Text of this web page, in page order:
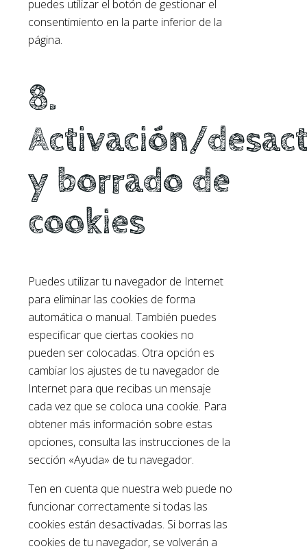
puedes utilizar el botón de gestionar el
consentimiento en la parte inferior de la
página.
8.
Activación/
y borrado de
cookies
Puedes utilizar tu navegador de Internet
para eliminar las cookies de forma
automática o manual. También puedes
especificar que ciertas cookies no
pueden ser colocadas. Otra opción es
cambiar los ajustes de tu navegador de
Internet para que recibas un mensaje
cada vez que se coloca una cookie. Para
obtener más información sobre estas
opciones, consulta las instrucciones de la
sección «Ayuda» de tu navegador.
Ten en cuenta que nuestra web puede no
funcionar correctamente si todas las
cookies están desactivadas. Si borras las
cookies de tu navegador, se volverán a